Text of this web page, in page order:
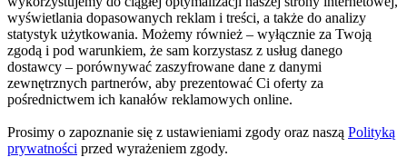
wyświetlania dopasowanych reklam i treści, a także do analizy
statystyk użytkowania. Możemy również – wyłącznie za Twoją
zgodą i pod warunkiem, że sam korzystasz z usług danego
dostawcy – porównywać zaszyfrowane dane z danymi
zewnętrznych partnerów, aby prezentować Ci oferty za
pośrednictwem ich kanałów reklamowych online.
Prosimy o zapoznanie się z ustawieniami zgody oraz naszą Polityką
prywatności przed wyrażeniem zgody.